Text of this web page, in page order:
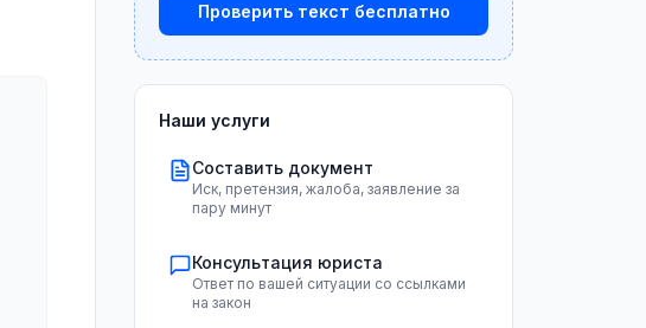
Проверить текст бесплатно
Наши услуги
Составить документ
Иск, претензия, жалоба, заявление за
пару минут
Консультация юриста
Ответ по вашей ситуации со ссылками
на закон